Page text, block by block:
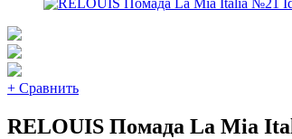
+ Сравнить
RELOUIS Помада La Mia